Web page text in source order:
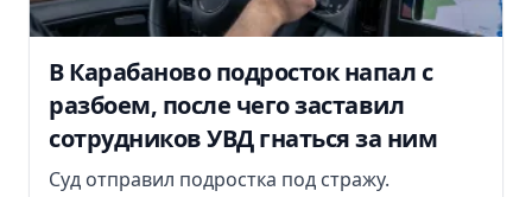
В Карабаново подросток напал с
разбоем, после чего заставил
сотрудников УВД гнаться за ним
Суд отправил подростка под стражу.